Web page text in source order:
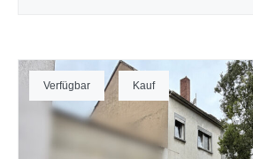
Verfügbar Kauf